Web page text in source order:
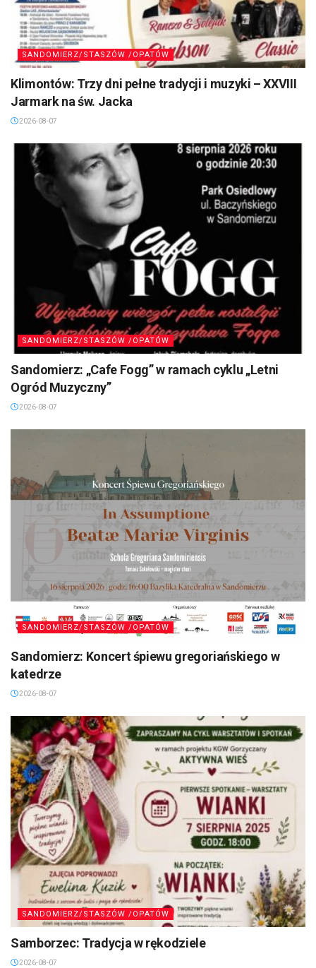
SANDOMIERZ/STASZÓW /OPATÓW
Klimontów: Trzy dni pełne tradycji i muzyki – XXVIII
Jarmark na św. Jacka
2026-08-07
SANDOMIERZ/STASZÓW /OPATÓW
Sandomierz: „Cafe Fogg” w ramach cyklu „Letni
Ogród Muzyczny”
2026-08-07
SANDOMIERZ/STASZÓW /OPATÓW
Sandomierz: Koncert śpiewu gregoriańskiego w
katedrze
2026-08-07
SANDOMIERZ/STASZÓW /OPATÓW
Samborzec: Tradycja w rękodziele
2026-08-07